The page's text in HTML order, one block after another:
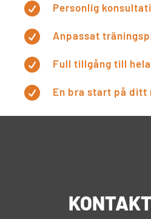
 Personlig
 Anpassat
 Full tillgång till
 En bra start på ditt